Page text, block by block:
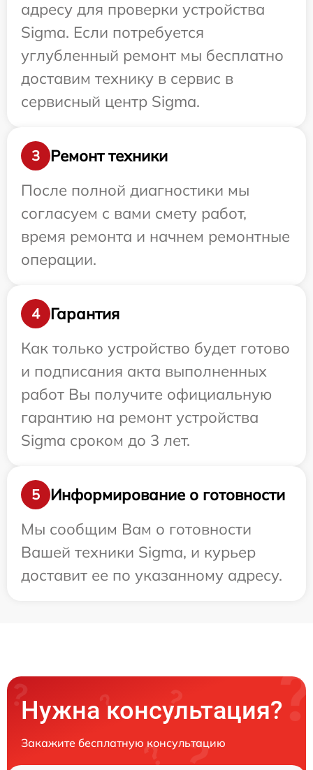
адресу для проверки устройства
Sigma. Если потребуется
углубленный ремонт мы бесплатно
доставим технику в сервис в
сервисный центр Sigma.
3
Ремонт техники
После полной диагностики мы
согласуем с вами смету работ,
время ремонта и начнем ремонтные
операции.
4
Гарантия
Как только устройство будет готово
и подписания акта выполненных
работ Вы получите официальную
гарантию на ремонт устройства
Sigma сроком до 3 лет.
5
Информирование о готовности
Мы сообщим Вам о готовности
Вашей техники Sigma, и курьер
доставит ее по указанному адресу.
Нужна консультация?
Закажите бесплатную консультацию